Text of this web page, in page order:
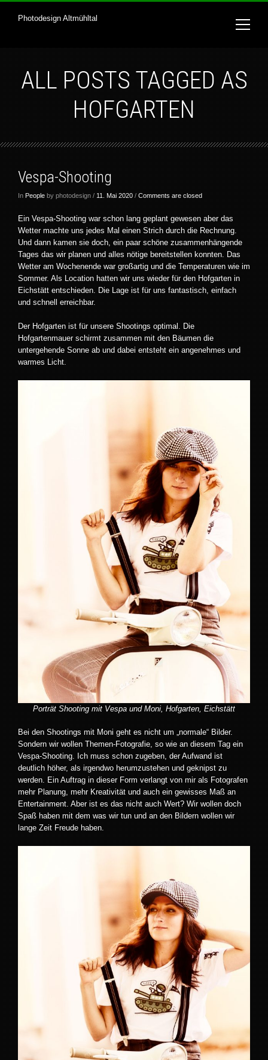
Photodesign Altmühltal
ALL POSTS TAGGED AS
HOFGARTEN
Vespa-Shooting
In People by photodesign / 11. Mai 2020 / Comments are closed
Ein Vespa-Shooting war schon lang geplant gewesen aber das
Wetter machte uns jedes Mal einen Strich durch die Rechnung.
Und dann kamen sie doch, ein paar schöne zusammenhängende
Tages das wir planen und alles nötige bereitstellen konnten. Das
Wetter am Wochenende war großartig und die Temperaturen wie im
Sommer. Als Location hatten wir uns wieder für den Hofgarten in
Eichstätt entschieden. Die Lage ist für uns fantastisch, einfach
und schnell erreichbar.
Der Hofgarten ist für unsere Shootings optimal. Die
Hofgartenmauer schirmt zusammen mit den Bäumen die
untergehende Sonne ab und dabei entsteht ein angenehmes und
warmes Licht.
Porträt Shooting mit Vespa und Moni, Hofgarten, Eichstätt
Bei den Shootings mit Moni geht es nicht um „normale“ Bilder.
Sondern wir wollen Themen-Fotografie, so wie an diesem Tag ein
Vespa-Shooting. Ich muss schon zugeben, der Aufwand ist
deutlich höher, als irgendwo herumzustehen und geknipst zu
werden. Ein Auftrag in dieser Form verlangt von mir als Fotografen
mehr Planung, mehr Kreativität und auch ein gewisses Maß an
Entertainment. Aber ist es das nicht auch Wert? Wir wollen doch
Spaß haben mit dem was wir tun und an den Bildern wollen wir
lange Zeit Freude haben.